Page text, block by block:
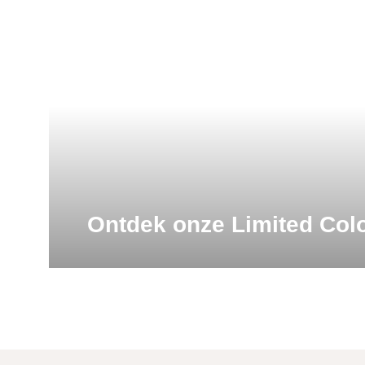
Ontdek onze Limited